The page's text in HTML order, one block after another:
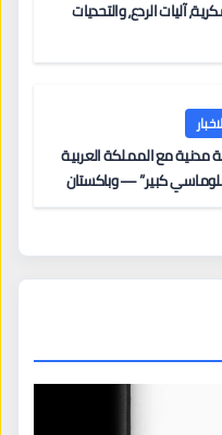
آليات الردع، والتحديات
مدنية مع المملكة العربية
كبير” — وباكستان